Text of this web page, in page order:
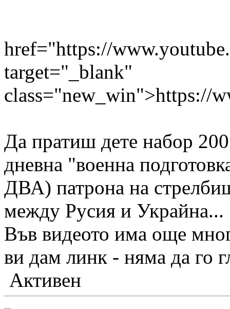
href="https://
target="_blank"
class="new_win">https://
Да пратиш дете набор
дневна "военна
ДВА) патрона на
между Русия и Украйна...
Във видеото има още
ви дам линк - няма да го
Активен